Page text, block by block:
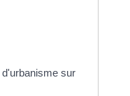
sur